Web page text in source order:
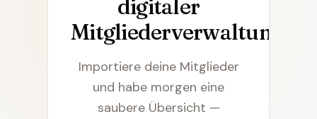
digitaler
Mitgliederverwaltung
Importiere deine Mitglieder
und habe morgen eine
saubere Übersicht —